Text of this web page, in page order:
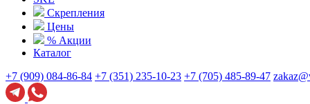
Скрепления
Цены
% Акции
Каталог
+7 (909) 084-86-84 +7 (351) 235-10-23 +7 (705) 485-89-47